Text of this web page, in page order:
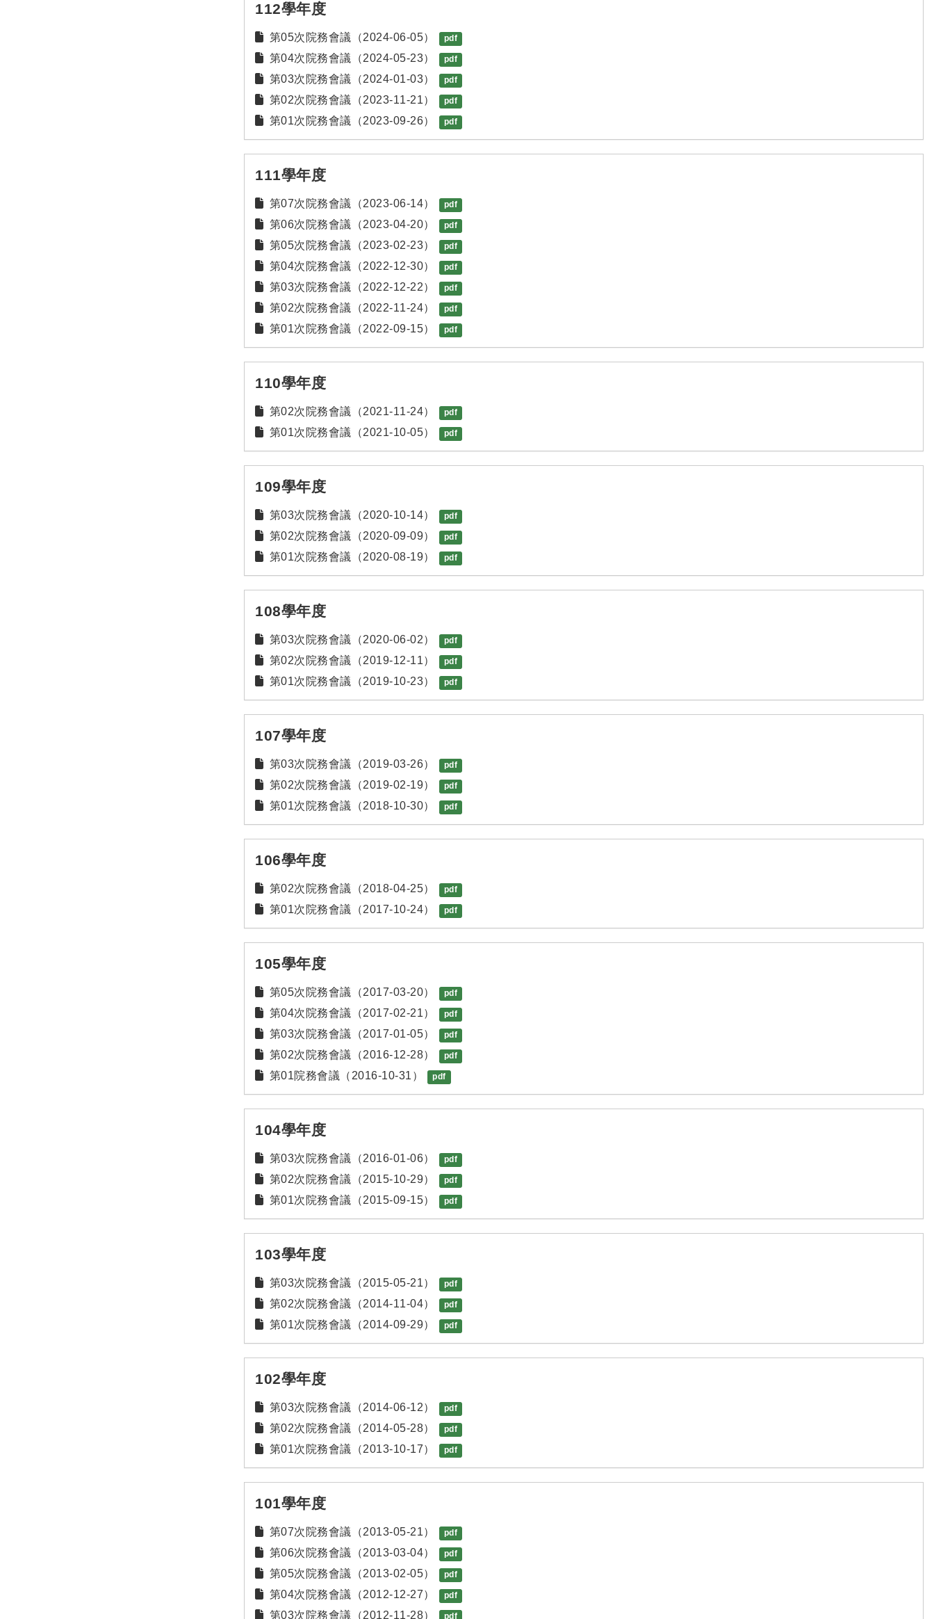
112學年度
第05次院務會議（2024-06-05） pdf
第04次院務會議（2024-05-23） pdf
第03次院務會議（2024-01-03） pdf
第02次院務會議（2023-11-21） pdf
第01次院務會議（2023-09-26） pdf
111學年度
第07次院務會議（2023-06-14） pdf
第06次院務會議（2023-04-20） pdf
第05次院務會議（2023-02-23） pdf
第04次院務會議（2022-12-30） pdf
第03次院務會議（2022-12-22） pdf
第02次院務會議（2022-11-24） pdf
第01次院務會議（2022-09-15） pdf
110學年度
第02次院務會議（2021-11-24） pdf
第01次院務會議（2021-10-05） pdf
109學年度
第03次院務會議（2020-10-14） pdf
第02次院務會議（2020-09-09） pdf
第01次院務會議（2020-08-19） pdf
108學年度
第03次院務會議（2020-06-02） pdf
第02次院務會議（2019-12-11） pdf
第01次院務會議（2019-10-23） pdf
107學年度
第03次院務會議（2019-03-26） pdf
第02次院務會議（2019-02-19） pdf
第01次院務會議（2018-10-30） pdf
106學年度
第02次院務會議（2018-04-25） pdf
第01次院務會議（2017-10-24） pdf
105學年度
第05次院務會議（2017-03-20） pdf
第04次院務會議（2017-02-21） pdf
第03次院務會議（2017-01-05） pdf
第02次院務會議（2016-12-28） pdf
第01院務會議（2016-10-31） pdf
104學年度
第03次院務會議（2016-01-06） pdf
第02次院務會議（2015-10-29） pdf
第01次院務會議（2015-09-15） pdf
103學年度
第03次院務會議（2015-05-21） pdf
第02次院務會議（2014-11-04） pdf
第01次院務會議（2014-09-29） pdf
102學年度
第03次院務會議（2014-06-12） pdf
第02次院務會議（2014-05-28） pdf
第01次院務會議（2013-10-17） pdf
101學年度
第07次院務會議（2013-05-21） pdf
第06次院務會議（2013-03-04） pdf
第05次院務會議（2013-02-05） pdf
第04次院務會議（2012-12-27） pdf
第03次院務會議（2012-11-28） pdf